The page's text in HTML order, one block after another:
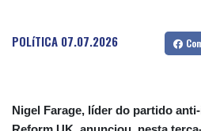
POLíTICA 07.07.2026
Nigel Farage, líder do partido